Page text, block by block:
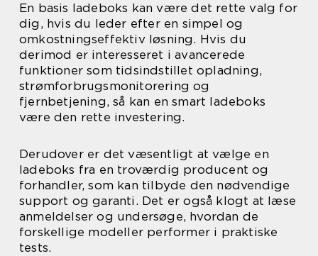
En basis ladeboks kan være det rette valg for
dig, hvis du leder efter en simpel og
omkostningseffektiv løsning. Hvis du
derimod er interesseret i avancerede
funktioner som tidsindstillet opladning,
strømforbrugsmonitorering og
fjernbetjening, så kan en smart ladeboks
være den rette investering.
Derudover er det væsentligt at vælge en
ladeboks fra en troværdig producent og
forhandler, som kan tilbyde den nødvendige
support og garanti. Det er også klogt at læse
anmeldelser og undersøge, hvordan de
forskellige modeller performer i praktiske
tests.